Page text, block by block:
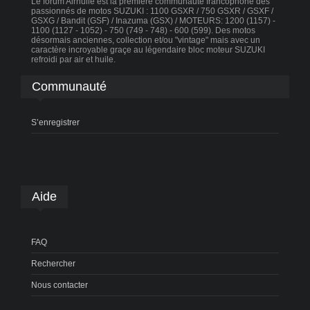
passionnés de motos SUZUKI : 1100 GSXR / 750 GSXR / GSXF /
GSXG / Bandit (GSF) / Inazuma (GSX) / MOTEURS: 1200 (1157) -
1100 (1127 - 1052) - 750 (749 - 748) - 600 (599). Des motos
désormais anciennes, collection et/ou "vintage" mais avec un
caractère incroyable graçe au légendaire bloc moteur SUZUKI
refroidi par air et huile.
Communauté
S’enregistrer
Aide
FAQ
Rechercher
Nous contacter